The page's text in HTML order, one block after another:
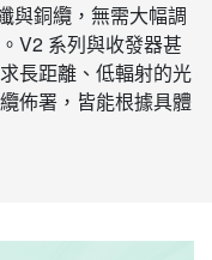
與銅纜，無需大幅調
V2 系列與收發器甚
長距離、低輻射的光
佈署，皆能根據具體